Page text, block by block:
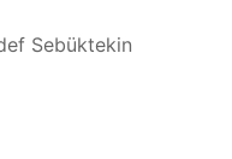
Sebüktekin